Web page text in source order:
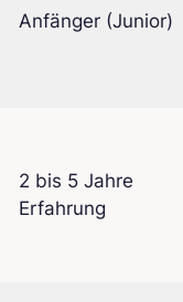
Anfänger (Junior)
2 bis 5 Jahre
Erfahrung